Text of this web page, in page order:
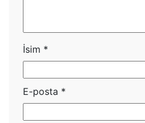
İsim *
E-posta *